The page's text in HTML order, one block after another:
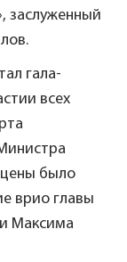
заслуженный
гала-
всех
было
врио главы
Максима